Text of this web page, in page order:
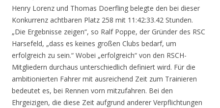
Henry Lorenz und Thomas Doerfling belegte den bei dieser
Konkurrenz achtbaren Platz 258 mit 11:42:33.42 Stunden.
„Die Ergebnisse zeigen“, so Ralf Poppe, der Gründer des RSC
Harsefeld, „dass es keines großen Clubs bedarf, um
erfolgreich zu sein.“ Wobei „erfolgreich“ von den RSCH-
Mitgliedern durchaus unterschiedlich definiert wird. Für die
ambitionierten Fahrer mit ausreichend Zeit zum Trainieren
bedeutet es, bei Rennen vorn mitzufahren. Bei den
Ehrgeizigen, die diese Zeit aufgrund anderer Verpflichtungen